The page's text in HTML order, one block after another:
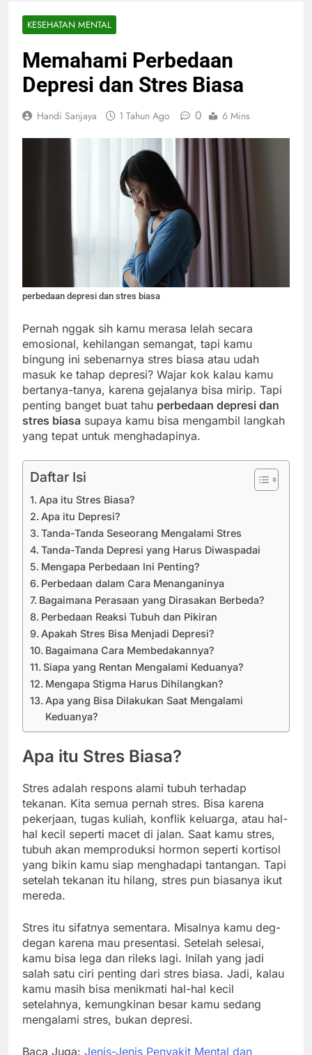
KESEHATAN MENTAL
Memahami Perbedaan
Depresi dan Stres Biasa
Handi Sanjaya 1 Tahun Ago 0 6 Mins
perbedaan depresi dan stres biasa
Pernah nggak sih kamu merasa lelah secara
emosional, kehilangan semangat, tapi kamu
bingung ini sebenarnya stres biasa atau udah
masuk ke tahap depresi? Wajar kok kalau kamu
bertanya-tanya, karena gejalanya bisa mirip. Tapi
penting banget buat tahu perbedaan depresi dan
stres biasa supaya kamu bisa mengambil langkah
yang tepat untuk menghadapinya.
Daftar Isi
Apa itu Stres Biasa?
Apa itu Depresi?
Tanda-Tanda Seseorang Mengalami Stres
Tanda-Tanda Depresi yang Harus Diwaspadai
Mengapa Perbedaan Ini Penting?
Perbedaan dalam Cara Menanganinya
Bagaimana Perasaan yang Dirasakan Berbeda?
Perbedaan Reaksi Tubuh dan Pikiran
Apakah Stres Bisa Menjadi Depresi?
Bagaimana Cara Membedakannya?
Siapa yang Rentan Mengalami Keduanya?
Mengapa Stigma Harus Dihilangkan?
Apa yang Bisa Dilakukan Saat Mengalami
Keduanya?
Apa itu Stres Biasa?
Stres adalah respons alami tubuh terhadap
tekanan. Kita semua pernah stres. Bisa karena
pekerjaan, tugas kuliah, konflik keluarga, atau hal-
hal kecil seperti macet di jalan. Saat kamu stres,
tubuh akan memproduksi hormon seperti kortisol
yang bikin kamu siap menghadapi tantangan. Tapi
setelah tekanan itu hilang, stres pun biasanya ikut
mereda.
Stres itu sifatnya sementara. Misalnya kamu deg-
degan karena mau presentasi. Setelah selesai,
kamu bisa lega dan rileks lagi. Inilah yang jadi
salah satu ciri penting dari stres biasa. Jadi, kalau
kamu masih bisa menikmati hal-hal kecil
setelahnya, kemungkinan besar kamu sedang
mengalami stres, bukan depresi.
Baca Juga: Jenis-Jenis Penyakit Mental dan